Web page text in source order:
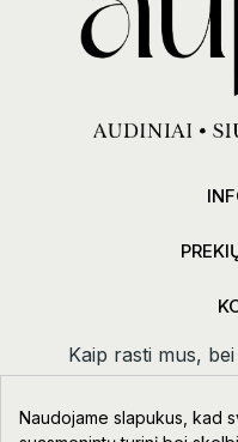
Kaip rasti mus,
Taikos
Naudojame slapukus, kad